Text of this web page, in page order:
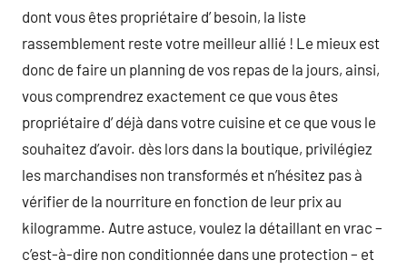
dont vous êtes propriétaire d’ besoin, la liste
rassemblement reste votre meilleur allié ! Le mieux est
donc de faire un planning de vos repas de la jours, ainsi,
vous comprendrez exactement ce que vous êtes
propriétaire d’ déjà dans votre cuisine et ce que vous le
souhaitez d’avoir. dès lors dans la boutique, privilégiez
les marchandises non transformés et n’hésitez pas à
vérifier de la nourriture en fonction de leur prix au
kilogramme. Autre astuce, voulez la détaillant en vrac –
c’est-à-dire non conditionnée dans une protection – et